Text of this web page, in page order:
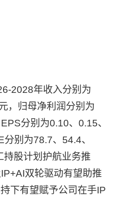
2028年收入分别为
，归母净利润分别为
分别为0.10、0.15、
别为78.7、54.4、
股计划护航业务推
双轮驱动有望助推
下有望赋予公司在手IP